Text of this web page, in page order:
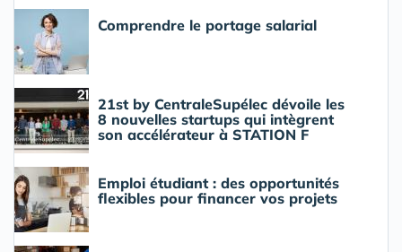
Comprendre le portage salarial
21st by CentraleSupélec dévoile les
8 nouvelles startups qui intègrent
son accélérateur à STATION F
Emploi étudiant : des opportunités
flexibles pour financer vos projets